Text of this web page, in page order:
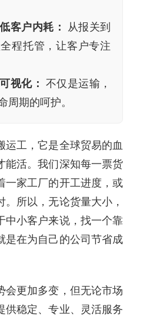
客户内耗：
从报关到
程托管，让客户专注
视化： 不仅是运输，
周期的呵护。
运工，它是全球贸易的血
能活。我们深知每一票货
一家工厂的开工进度，或
所以，无论货量大小，
中小客户来说，找一个靠
是在为自己的公司节省成
会更加多变，但无论市场
供稳定、专业、灵活服务